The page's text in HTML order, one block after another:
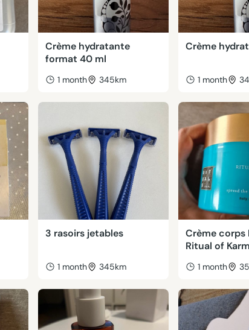
Crème hydratante
format 40 ml
1 month 345km
Crème
1 month
3 rasoirs jetables
1 month 345km
Crème corps
Ritual of
1 month